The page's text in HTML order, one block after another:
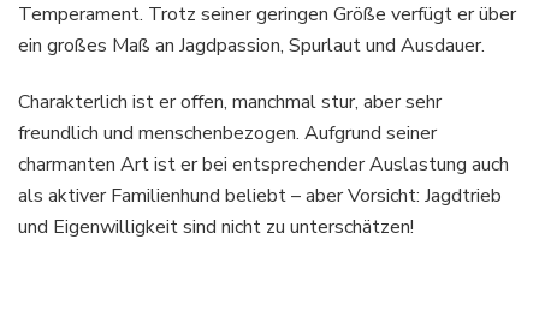
Temperament. Trotz seiner geringen Größe verfügt er über
ein großes Maß an Jagdpassion, Spurlaut und Ausdauer.
Charakterlich ist er offen, manchmal stur, aber sehr
freundlich und menschenbezogen. Aufgrund seiner
charmanten Art ist er bei entsprechender Auslastung auch
als aktiver Familienhund beliebt – aber Vorsicht: Jagdtrieb
und Eigenwilligkeit sind nicht zu unterschätzen!